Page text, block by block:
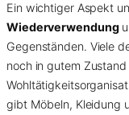
Ein wichtiger Aspekt
Wiederverwendung
Gegenständen. Viele
noch in gutem
gibt Möbeln, Kleidung